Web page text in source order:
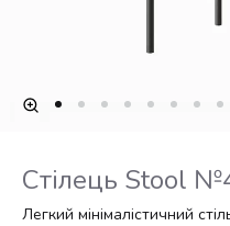
Стілець Stool
Легкий мінімалістичний